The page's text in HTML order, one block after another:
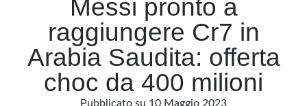
Archivio
Archivi
Messi pronto a
raggiungere Cr7 in
Arabia Saudita: offerta
choc da 400 milioni
Pubblicato su 10 Maggio 2023